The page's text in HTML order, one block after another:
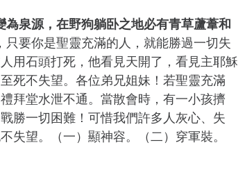
泉源，在野狗躺卧之地必有青草蘆葦和
要你是聖靈充滿的人，就能勝過一切失
用石頭打死，他看見天開了，看見主耶穌
死不失望。各位弟兄姐妹！若聖靈充滿
拜堂水泄不通。當散會時，有一小孩擠
勝一切困難！可惜我們許多人灰心、失
失望。（一）顯神容。（二）穿軍裝。